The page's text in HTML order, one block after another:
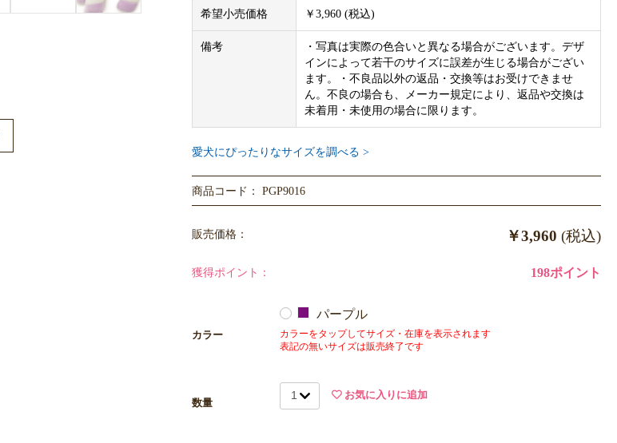
希望小売価格 ￥3,960 (税込)
備考
・写真は実際の色合いと異なる場合がございます。デザ
インによって若干のサイズに誤差が生じる場合がござい
ます。・不良品以外の返品・交換等はお受けできませ
ん。不良の場合も、メーカー規定により、返品や交換は
未着用・未使用の場合に限ります。
愛犬にぴったりなサイズを調べる >
商品コード： PGP9016
販売価格： ￥3,960 (税込)
獲得ポイント： 198ポイント
カラー
パープル
カラーをタップしてサイズ・在庫を表示されます
表記の無いサイズは販売終了です
数量
お気に入りに追加